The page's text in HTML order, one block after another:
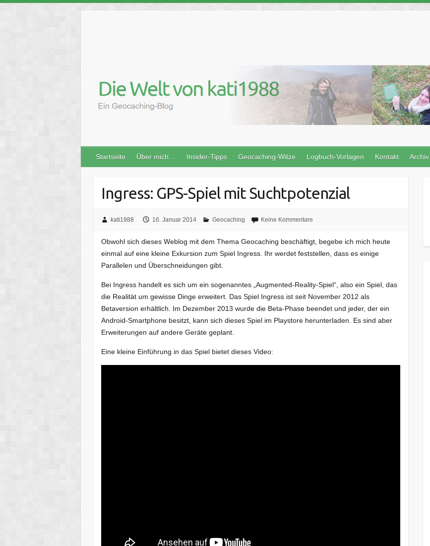
content
Startseite Über mich… Insider-Tipps Geocaching-Witze Logbuch-Vorlagen Kontakt Archiv
Ingress: GPS-Spiel mit Suchtpotenzial
kati1988 16. Januar 2014 Geocaching Keine Kommentare
Obwohl sich dieses Weblog mit dem Thema Geocaching beschäftigt, begebe ich mich heute
einmal auf eine kleine Exkursion zum Spiel Ingress. Ihr werdet feststellen, dass es einige
Parallelen und Überschneidungen gibt.
Bei Ingress handelt es sich um ein sogenanntes „Augmented-Reality-Spiel“, also ein Spiel, das
die Realität um gewisse Dinge erweitert. Das Spiel Ingress ist seit November 2012 als
Betaversion erhältlich. Im Dezember 2013 wurde die Beta-Phase beendet und jeder, der ein
Android-Smartphone besitzt, kann sich dieses Spiel im Playstore herunterladen. Es sind aber
Erweiterungen auf andere Geräte geplant.
Eine kleine Einführung in das Spiel bietet dieses Video: